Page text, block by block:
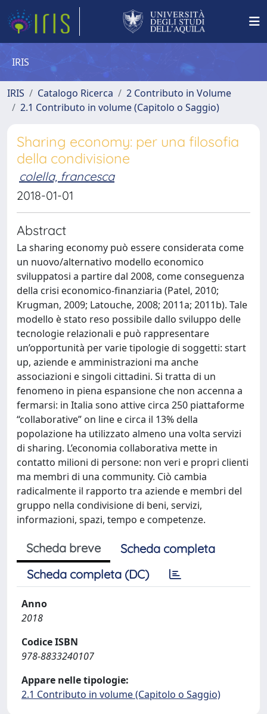
IRIS
IRIS Catalogo Ricerca
2 Contributo in Volume
2.1 Contributo in volume (Capitolo o Saggio)
Sharing economy: per una filosofia
della condivisione
colella, francesca
2018-01-01
Abstract
La sharing economy può essere considerata come
un nuovo/alternativo modello economico
sviluppatosi a partire dal 2008, come conseguenza
della crisi economico-finanziaria (Patel, 2010;
Krugman, 2009; Latouche, 2008; 2011a; 2011b). Tale
modello è stato reso possibile dallo sviluppo delle
tecnologie relazionali e può rappresentare
un’opportunità per varie tipologie di soggetti: start
up, aziende e amministrazioni ma anche
associazioni e singoli cittadini. Si tratta di un
fenomeno in piena espansione che non accenna a
fermarsi: in Italia sono attive circa 250 piattaforme
“collaborative” on line e circa il 13% della
popolazione ha utilizzato almeno una volta servizi
di sharing. L’economia collaborativa mette in
contatto milioni di persone: non veri e propri clienti
ma membri di una community. Ciò cambia
radicalmente il rapporto tra aziende e membri del
gruppo nella condivisione di beni, servizi,
informazioni, spazi, tempo e competenze.
Scheda breve
Scheda completa
Scheda completa (DC)
Anno
2018
Codice ISBN
978-8833240107
Appare nelle tipologie:
2.1 Contributo in volume (Capitolo o Saggio)